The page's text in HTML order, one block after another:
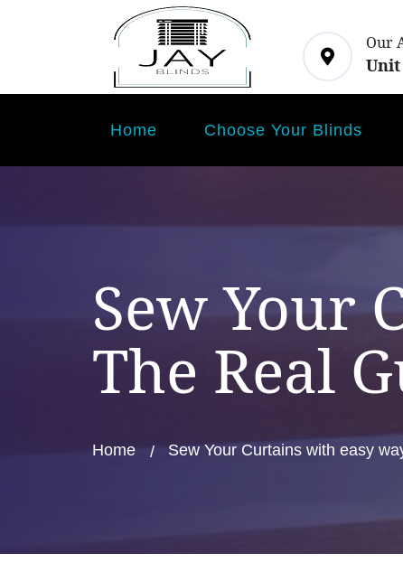
Our
Unit
Home Choose Your Blinds
Sew Your
The Real
Home Sew Your Curtains with easy